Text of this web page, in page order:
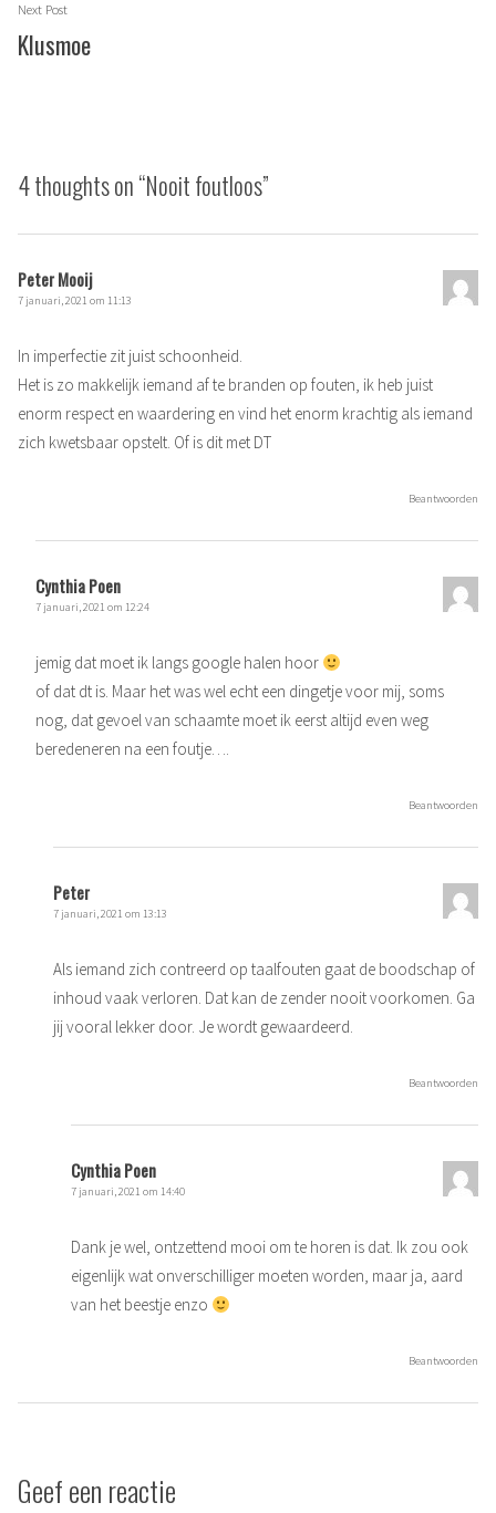
Next PostNext
post:
Klusmoe
4 thoughts on “Nooit foutloos”
Peter Mooij
7 januari, 2021 om 11:13
In imperfectie zit juist schoonheid.
Het is zo makkelijk iemand af te branden op fouten, ik heb juist
enorm respect en waardering en vind het enorm krachtig als iemand
zich kwetsbaar opstelt. Of is dit met DT
Beantwoorden
Cynthia Poen
7 januari, 2021 om 12:24
jemig dat moet ik langs google halen hoor
of dat dt is. Maar het was wel echt een dingetje voor mij, soms
nog, dat gevoel van schaamte moet ik eerst altijd even weg
beredeneren na een foutje….
Beantwoorden
Peter
7 januari, 2021 om 13:13
Als iemand zich contreerd op taalfouten gaat de boodschap of
inhoud vaak verloren. Dat kan de zender nooit voorkomen. Ga
jij vooral lekker door. Je wordt gewaardeerd.
Beantwoorden
Cynthia Poen
7 januari, 2021 om 14:40
Dank je wel, ontzettend mooi om te horen is dat. Ik zou ook
eigenlijk wat onverschilliger moeten worden, maar ja, aard
van het beestje enzo
Beantwoorden
Geef een reactie